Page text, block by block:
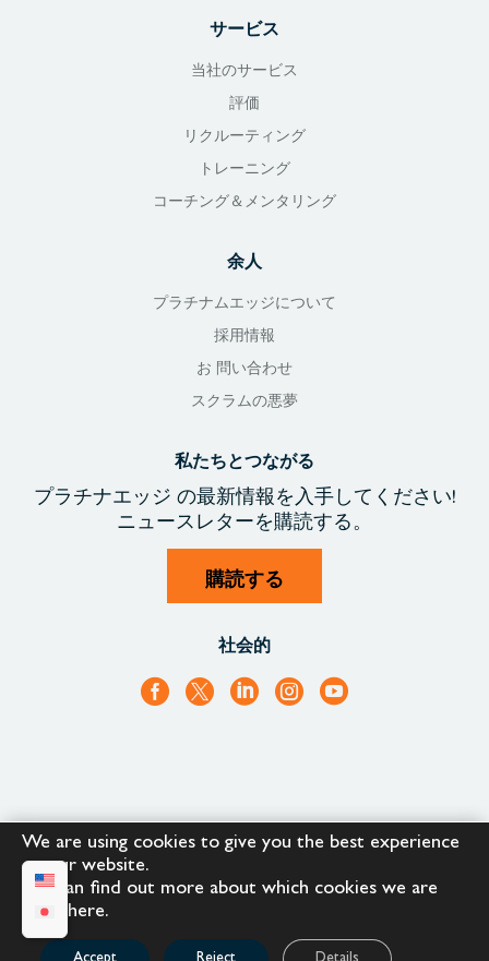
サービス
当社のサービス
評価
リクルーティング
トレーニング
コーチング＆メンタリング
余人
プラチナムエッジについて
採用情報
お 問い合わせ
スクラムの悪夢
私たちとつながる
プラチナエッジ の最新情報を入手してください!
ニュースレターを購読する。
購読する
社会的
+1.866.652.9866 +1.866.682.2715
Copyright © 2023 |
We are using cookies to give you the best experience
on our website.
You can find out more about which cookies we are
using here.